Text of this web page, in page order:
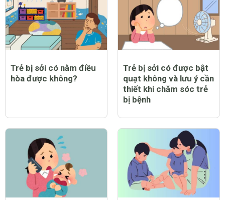
Trẻ bị sởi có nằm điều
hòa được không?
Trẻ bị sởi có được bật
quạt không và lưu ý cần
thiết khi chăm sóc trẻ
bị bệnh